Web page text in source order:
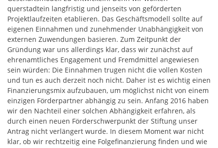
querstadtein langfristig und jenseits von geförderten
Projektlaufzeiten etablieren. Das Geschäftsmodell sollte auf
eigenen Einnahmen und zunehmender Unabhängigkeit von
externen Zuwendungen basieren. Zum Zeitpunkt der
Gründung war uns allerdings klar, dass wir zunächst auf
ehrenamtliches Engagement und Fremdmittel angewiesen
sein würden: Die Einnahmen trugen nicht die vollen Kosten
und tun es auch derzeit noch nicht. Daher ist es wichtig einen
Finanzierungsmix aufzubauen, um möglichst nicht von einem
einzigen Förderpartner abhängig zu sein. Anfang 2016 haben
wir den Nachteil einer solchen Abhängigkeit erfahren, als
durch einen neuen Förderschwerpunkt der Stiftung unser
Antrag nicht verlängert wurde. In diesem Moment war nicht
klar, ob wir rechtzeitig eine Folgefinanzierung finden und wie